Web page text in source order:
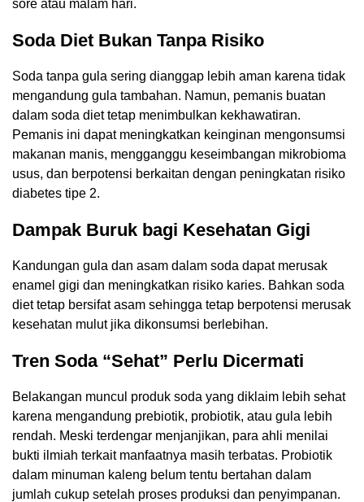
sore atau malam hari.
Soda Diet Bukan Tanpa Risiko
Soda tanpa gula sering dianggap lebih aman karena tidak
mengandung gula tambahan. Namun, pemanis buatan
dalam soda diet tetap menimbulkan kekhawatiran.
Pemanis ini dapat meningkatkan keinginan mengonsumsi
makanan manis, mengganggu keseimbangan mikrobioma
usus, dan berpotensi berkaitan dengan peningkatan risiko
diabetes tipe 2.
Dampak Buruk bagi Kesehatan Gigi
Kandungan gula dan asam dalam soda dapat merusak
enamel gigi dan meningkatkan risiko karies. Bahkan soda
diet tetap bersifat asam sehingga tetap berpotensi merusak
kesehatan mulut jika dikonsumsi berlebihan.
Tren Soda “Sehat” Perlu Dicermati
Belakangan muncul produk soda yang diklaim lebih sehat
karena mengandung prebiotik, probiotik, atau gula lebih
rendah. Meski terdengar menjanjikan, para ahli menilai
bukti ilmiah terkait manfaatnya masih terbatas. Probiotik
dalam minuman kaleng belum tentu bertahan dalam
jumlah cukup setelah proses produksi dan penyimpanan.